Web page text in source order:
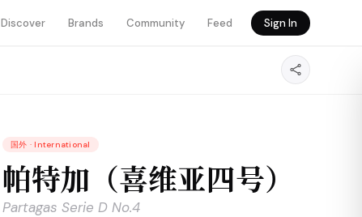
Discover Brands Community Feed Sign In
国外 · International
帕特加（喜维亚四号）
Partagas Serie D No.4